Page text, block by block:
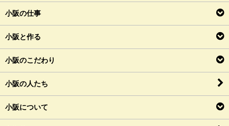
小阪の仕事
小阪と作る
小阪のこだわり
小阪の人たち
小阪について